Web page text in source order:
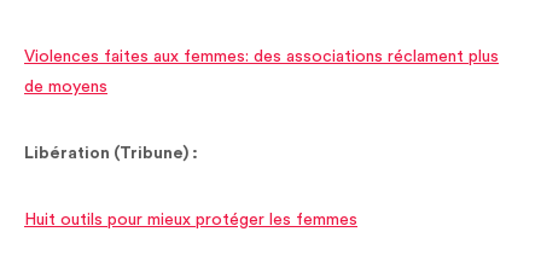
Violences faites aux femmes: des associations réclament plus
de moyens
Libération (Tribune) :
Huit outils pour mieux protéger les femmes